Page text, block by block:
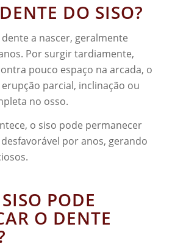
DO SISO?
a nascer, geralmente
Por surgir tardiamente,
pouco espaço na arcada, o
parcial, inclinação ou
no osso.
o siso pode permanecer
por anos, gerando
PODE
O DENTE